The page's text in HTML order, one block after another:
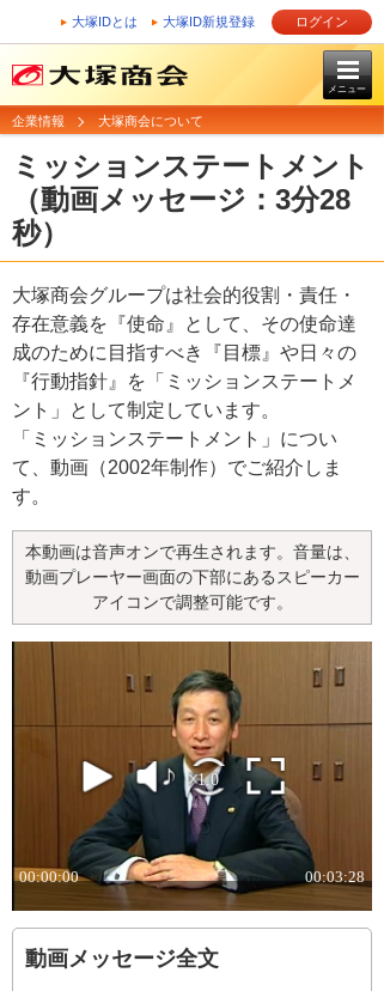
大塚IDとは 大塚ID新規登録 ログイン
メニュー
企業情報 大塚商会について
ミッションステートメント
（動画メッセージ：3分28
秒）
大塚商会グループは社会的役割・責任・
存在意義を『使命』として、その使命達
成のために目指すべき『目標』や日々の
『行動指針』を「ミッションステートメ
ント」として制定しています。
「ミッションステートメント」につい
て、動画（2002年制作）でご紹介しま
す。
本動画は音声オンで再生されます。音量は、
動画プレーヤー画面の下部にあるスピーカー
アイコンで調整可能です。
動画メッセージ全文